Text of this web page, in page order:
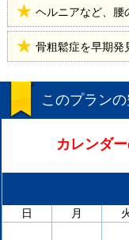
ヘルニアなど、腰
骨粗鬆症を早期発
このプラン
カレンダ
日
月